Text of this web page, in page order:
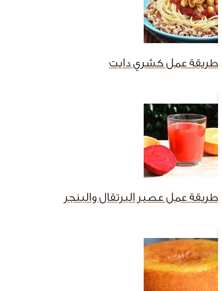
طريقة عمل كشري دايت
طريقة عمل عصير البرتقال والبنجر